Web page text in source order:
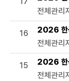
전체관리
16
2026 한
전체관리
15
2026 한
전체관리